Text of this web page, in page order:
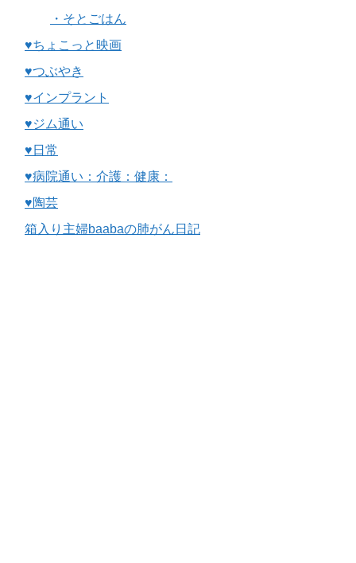
・そとごはん
♥ちょこっと映画
♥つぶやき
♥インプラント
♥ジム通い
♥日常
♥病院通い：介護：健康：
♥陶芸
箱入り主婦baabaの肺がん日記